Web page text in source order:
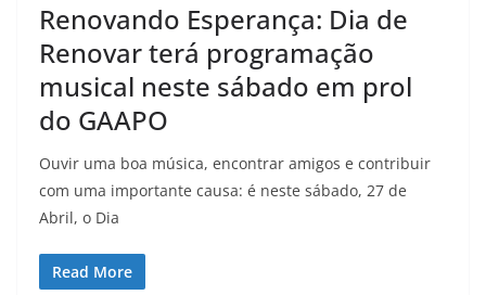
Renovando Esperança: Dia de
Renovar terá programação
musical neste sábado em prol
do GAAPO
Ouvir uma boa música, encontrar amigos e contribuir
com uma importante causa: é neste sábado, 27 de
Abril, o Dia
Read More